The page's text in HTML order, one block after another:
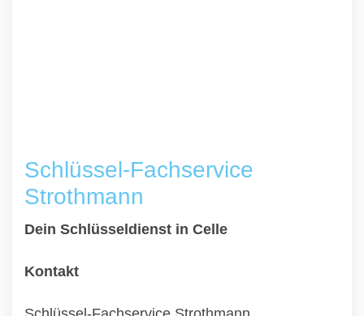
Schlüssel-Fachservice
Strothmann
Dein Schlüsseldienst in Celle
Kontakt